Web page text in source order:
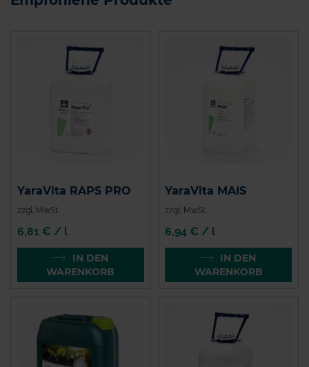
YaraVita RAPS PRO
zzgl. MwSt.
6,81 € / l
IN DEN
WARENKORB
YaraVita MAIS
zzgl. MwSt.
6,94 € / l
IN DEN
WARENKORB